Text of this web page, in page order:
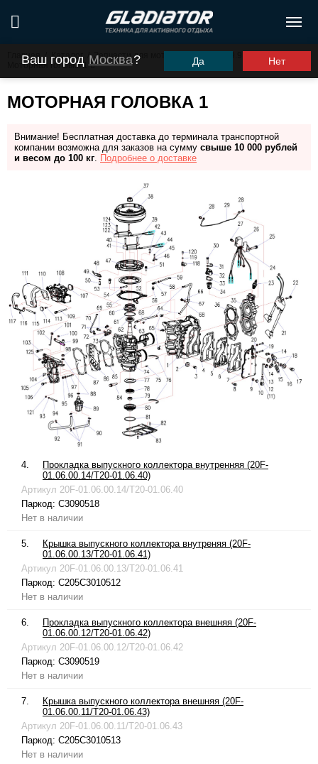
Ваш город Москва? Да Нет
Главная / Каталог Запчасти для моторов ПЛМ
/
Моторная головка 1
МОТОРНАЯ ГОЛОВКА 1
Внимание! Бесплатная доставка до терминала транспортной
компании возможна для заказов на сумму свыше 10 000 рублей
и весом до 100 кг. Подробнее о доставке
4.
Прокладка выпускного коллектора внутренняя (20F-
01.06.00.14/T20-01.06.40)
Артикул 20F-01.06.00.14/T20-01.06.40
Паркод: C3090518
Нет в наличии
5.
Крышка выпускного коллектора внутреняя (20F-
01.06.00.13/T20-01.06.41)
Артикул 20F-01.06.00.13/T20-01.06.41
Паркод: C205C3010512
Нет в наличии
6.
Прокладка выпускного коллектора внешняя (20F-
01.06.00.12/T20-01.06.42)
Артикул 20F-01.06.00.12/T20-01.06.42
Паркод: C3090519
Нет в наличии
7.
Крышка выпускного коллектора внешняя (20F-
01.06.00.11/T20-01.06.43)
Артикул 20F-01.06.00.11/T20-01.06.43
Паркод: C205C3010513
Нет в наличии